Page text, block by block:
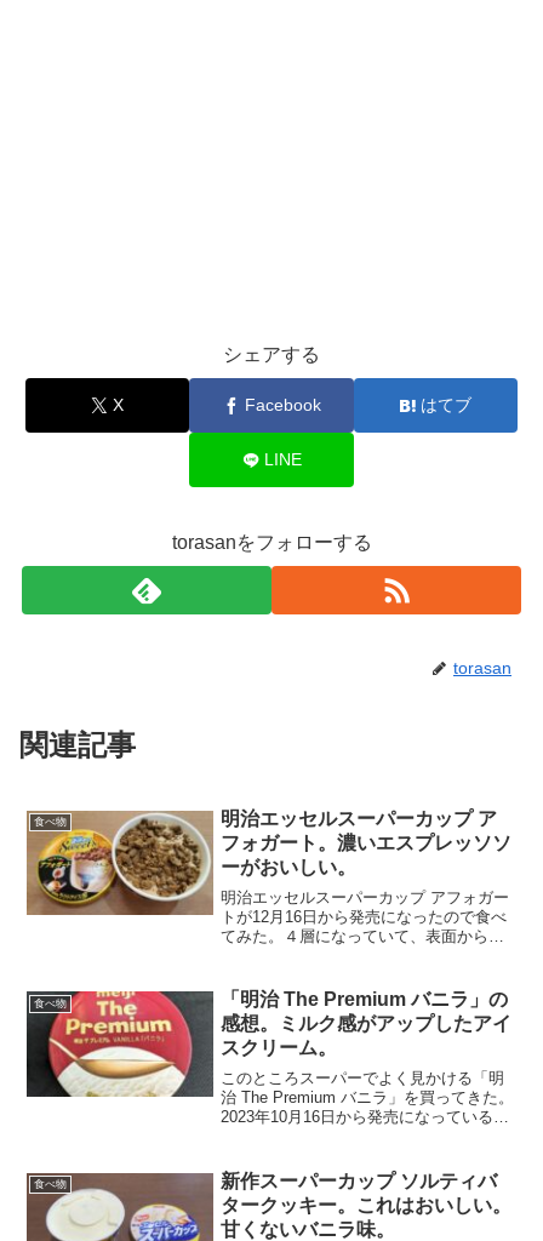
シェアする
X Facebook はてブ
LINE
torasanをフォローする
torasan
関連記事
食べ物
明治エッセルスーパーカップ ア
フォガート。濃いエスプレッソソ
ーがおいしい。
明治エッセルスーパーカップ アフォガー
トが12月16日から発売になったので食べ
てみた。４層になっていて、表面から、
アイスが並んでいる。エスプレッソクッ
キーは、ふつうのク...
食べ物
「明治 The Premium バニラ」の
感想。ミルク感がアップしたアイ
スクリーム。
このところスーパーでよく見かける「明
治 The Premium バニラ」を買ってきた。
2023年10月16日から発売になっている。
っている。希望小売価格：378円（...
食べ物
新作スーパーカップ ソルティバ
タークッキー。これはおいしい。
甘くないバニラ味。